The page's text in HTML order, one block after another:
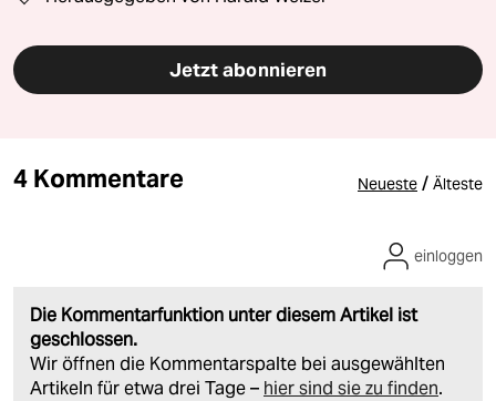
Jetzt abonnieren
4 Kommentare Neueste / Älteste
Die Kommentarfunktion unter diesem Artikel ist
geschlossen.
Wir öffnen die Kommentarspalte bei ausgewählten
Artikeln für etwa drei Tage – hier sind sie zu finden.
einloggen